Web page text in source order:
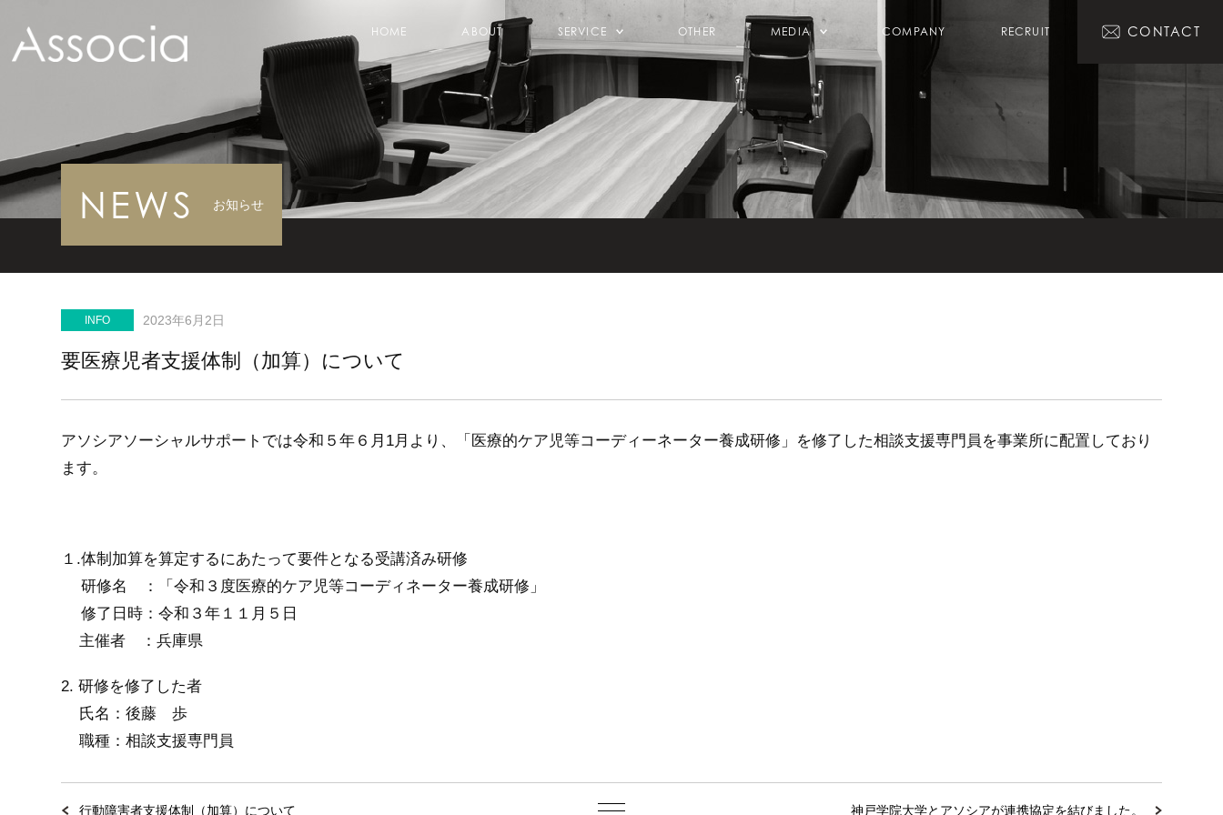
HOME ABOUT SERVICE OTHER MEDIA COMPANY RECRUIT CONTACT
NEWS お知らせ
INFO 2023年6月2日
要医療児者支援体制（加算）について
アソシアソーシャルサポートでは令和５年６月1月より、「医療的ケア児等コーディーネーター養成研修」を修了した相談支援専門員を事業所に配置しており
ます。
１.体制加算を算定するにあたって要件となる受講済み研修
研修名 ：「令和３度医療的ケア児等コーディネーター養成研修」
修了日時：令和３年１１月５日
主催者 ：兵庫県
2. 研修を修了した者
氏名：後藤 歩
職種：相談支援専門員
行動障害者支援体制（加算）について 神戸学院大学とアソシアが連携協定を結びました。